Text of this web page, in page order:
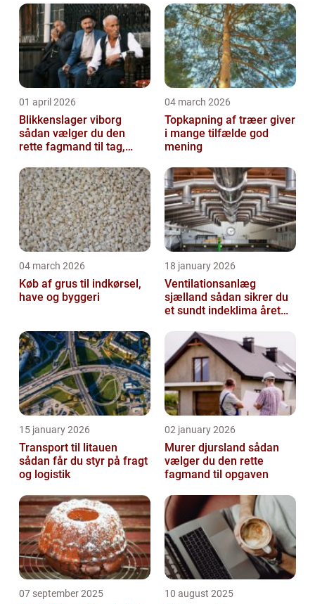
01 april 2026
Blikkenslager viborg
sådan vælger du den
rette fagmand til tag,
04 march 2026
Topkapning af træer giver
i mange tilfælde god
mening
04 march 2026
Køb af grus til indkørsel,
have og byggeri
18 january 2026
Ventilationsanlæg
sjælland sådan sikrer du
et sundt indeklima året
15 january 2026
Transport til litauen
sådan får du styr på fragt
og logistik
02 january 2026
Murer djursland sådan
vælger du den rette
fagmand til opgaven
07 september 2025 10 august 2025